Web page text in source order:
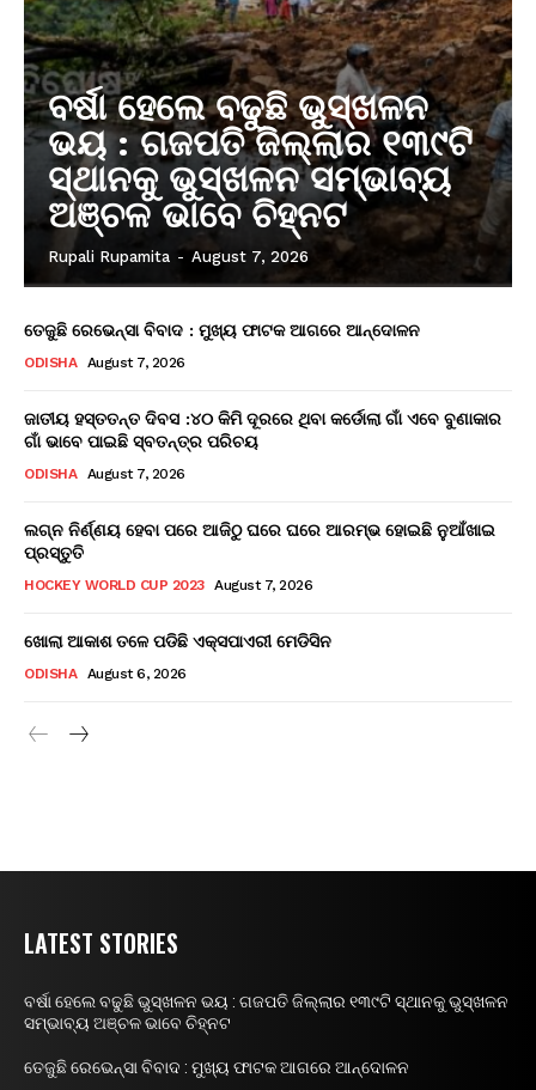
ବର୍ଷା ହେଲେ ବଢୁଛି ଭୁସ୍ଖଳନ
ଭୟ : ଗଜପତି ଜିଲ୍ଲାର ୧୩୯ଟି
ସ୍ଥାନକୁ ଭୁସ୍ଖଳନ ସମ୍ଭାବ୍ୟ
ଅଞ୍ଚଳ ଭାବେ ଚିହ୍ନଟ
Rupali Rupamita - August 7, 2026
ତେଜୁଛି ରେଭେନ୍ସା ବିବାଦ : ମୁଖ୍ୟ ଫାଟକ ଆଗରେ ଆନ୍ଦୋଳନ
ODISHA August 7, 2026
ଜାତୀୟ ହସ୍ତତନ୍ତ ଦିବସ :୪୦ କିମି ଦୂରରେ ଥିବା କର୍ଡୋଲା ଗାଁ ଏବେ ବୁଣାକାର
ଗାଁ ଭାବେ ପାଇଛି ସ୍ବତନ୍ତ୍ର ପରିଚୟ
ODISHA August 7, 2026
ଲଗ୍ନ ନିର୍ଣ୍ଣୟ ହେବା ପରେ ଆଜିଠୁ ଘରେ ଘରେ ଆରମ୍ଭ ହୋଇଛି ନୁଆଁଖାଇ
ପ୍ରସ୍ତୁତି
HOCKEY WORLD CUP 2023 August 7, 2026
ଖୋଲା ଆକାଶ ତଳେ ପଡିଛି ଏକ୍ସପାଏରୀ ମେଡିସିନ
ODISHA August 6, 2026
LATEST STORIES
ବର୍ଷା ହେଲେ ବଢୁଛି ଭୁସ୍ଖଳନ ଭୟ : ଗଜପତି ଜିଲ୍ଲାର ୧୩୯ଟି ସ୍ଥାନକୁ ଭୁସ୍ଖଳନ
ସମ୍ଭାବ୍ୟ ଅଞ୍ଚଳ ଭାବେ ଚିହ୍ନଟ
ତେଜୁଛି ରେଭେନ୍ସା ବିବାଦ : ମୁଖ୍ୟ ଫାଟକ ଆଗରେ ଆନ୍ଦୋଳନ